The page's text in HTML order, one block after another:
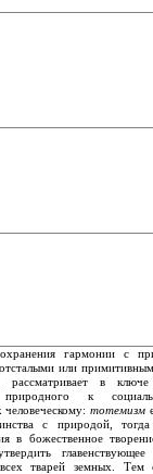
гармонии с
или
рассматривает в
к
человеческому:тотемизм
с природой,
в божественное
всех тварей земных.